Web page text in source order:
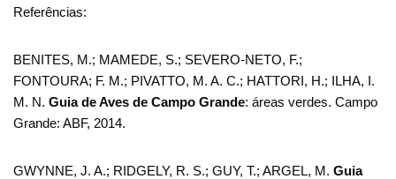
Referências:
BENITES, M.; MAMEDE, S.; SEVERO-NETO, F.;
FONTOURA; F. M.; PIVATTO, M. A. C.; HATTORI, H.; ILHA, I.
M. N. Guia de Aves de Campo Grande: áreas verdes. Campo
Grande: ABF, 2014.
GWYNNE, J. A.; RIDGELY, R. S.; GUY, T.; ARGEL, M. Guia